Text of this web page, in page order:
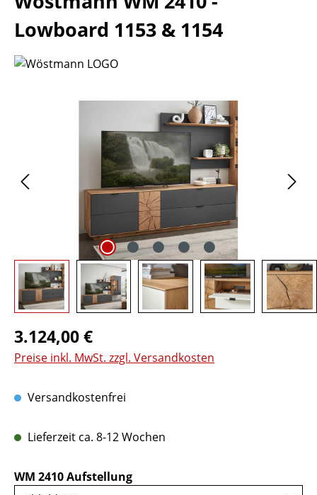
Lowboard 1153 & 1154
Regulärer Preis:
3.124,00 €
Preise inkl. MwSt. zzgl. Versandkosten
Versandkostenfrei
Lieferzeit ca. 8-12 Wochen
WM 2410 Aufstellungauswählen